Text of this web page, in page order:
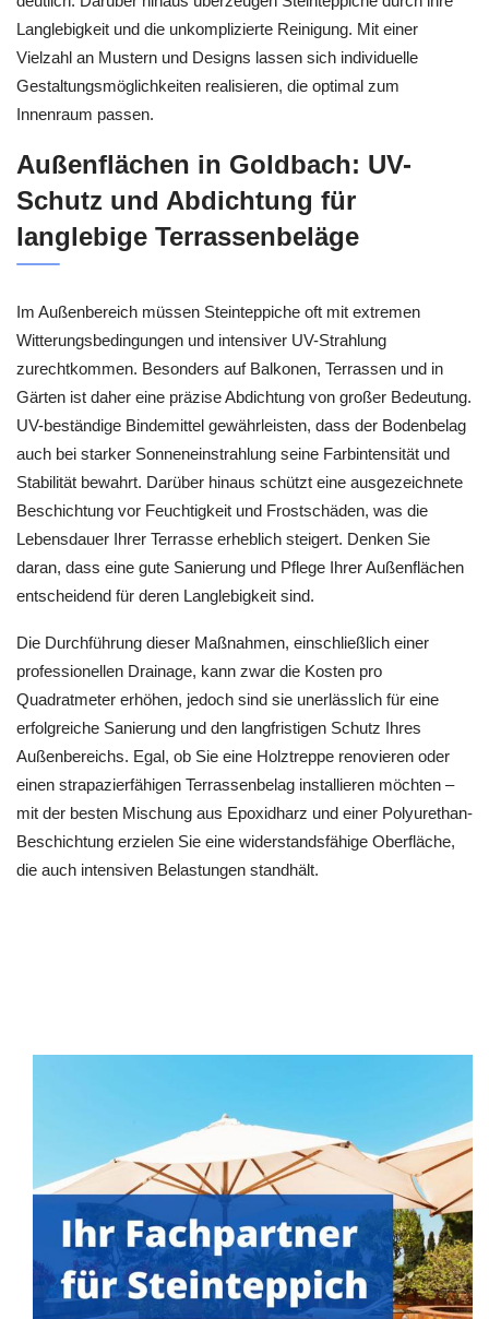
Langlebigkeit und die unkomplizierte Reinigung. Mit einer
Vielzahl an Mustern und Designs lassen sich individuelle
Gestaltungsmöglichkeiten realisieren, die optimal zum
Innenraum passen.
Außenflächen in Goldbach: UV-
Schutz und Abdichtung für
langlebige Terrassenbeläge
Im Außenbereich müssen Steinteppiche oft mit extremen
Witterungsbedingungen und intensiver UV-Strahlung
zurechtkommen. Besonders auf Balkonen, Terrassen und in
Gärten ist daher eine präzise Abdichtung von großer Bedeutung.
UV-beständige Bindemittel gewährleisten, dass der Bodenbelag
auch bei starker Sonneneinstrahlung seine Farbintensität und
Stabilität bewahrt. Darüber hinaus schützt eine ausgezeichnete
Beschichtung vor Feuchtigkeit und Frostschäden, was die
Lebensdauer Ihrer Terrasse erheblich steigert. Denken Sie
daran, dass eine gute Sanierung und Pflege Ihrer Außenflächen
entscheidend für deren Langlebigkeit sind.
Die Durchführung dieser Maßnahmen, einschließlich einer
professionellen Drainage, kann zwar die Kosten pro
Quadratmeter erhöhen, jedoch sind sie unerlässlich für eine
erfolgreiche Sanierung und den langfristigen Schutz Ihres
Außenbereichs. Egal, ob Sie eine Holztreppe renovieren oder
einen strapazierfähigen Terrassenbelag installieren möchten –
mit der besten Mischung aus Epoxidharz und einer Polyurethan-
Beschichtung erzielen Sie eine widerstandsfähige Oberfläche,
die auch intensiven Belastungen standhält.